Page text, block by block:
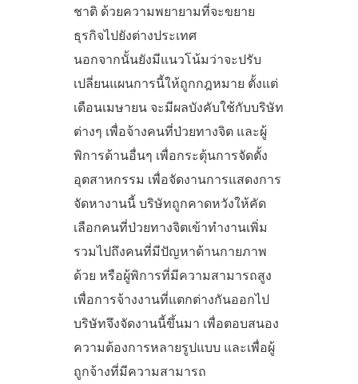
ชาติ ด้วยความพยายามที่จะขยาย
ธุรกิจไปยังต่างประเทศ
นอกจากนั้นยังมีแนวโน้มว่าจะปรับ
เปลี่ยนแผนการนี้ให้ถูกกฎหมาย ตั้งแต่
เดือนเมษายน จะมีผลบังคับใช้กับบริษัท
ต่างๆ เพื่อจ้างคนที่ป่วยทางจิต และผู้
พิการด้านอื่นๆ เพื่อกระตุ้นการจัดตั้ง
อุตสาหกรรม เพื่อจัดงานการแสดงการ
จัดหางานนี้ บริษัทถูกคาดหวังให้คัด
เลือกคนที่ป่วยทางจิตเข้าทำงานเพิ่ม
รวมไปถึงคนที่มีปัญหาด้านกายภาพ
ด้วย หรือผู้พิการที่มีความสามารถสูง
เพื่อการจ้างงานที่แตกต่างกันออกไป
บริษัทจึงจัดงานนี้ขึ้นมา เพื่อตอบสนอง
ความต้องการหลายรูปแบบ และเพื่อผู้
ถูกจ้างที่มีความสามารถ